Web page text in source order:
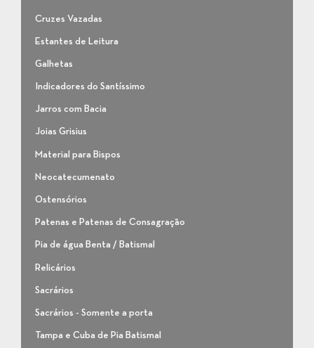
Cruzes Vazadas
Estantes de Leitura
Galhetas
Indicadores do Santíssimo
Jarros com Bacia
Joias Grisius
Material para Bispos
Neocatecumenato
Ostensórios
Patenas e Patenas de Consagração
Pia de água Benta / Batismal
Relicários
Sacrários
Sacrários - Somente a porta
Tampa e Cuba de Pia Batismal